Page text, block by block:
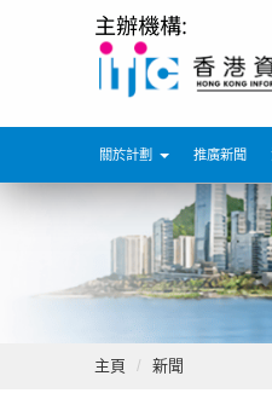
關於計劃 推廣新聞
主頁 新聞